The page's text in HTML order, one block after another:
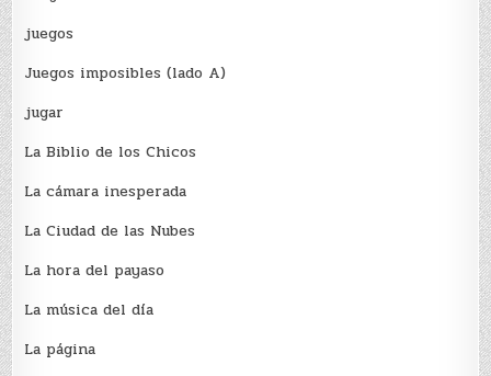
juegos
Juegos imposibles (lado A)
jugar
La Biblio de los Chicos
La cámara inesperada
La Ciudad de las Nubes
La hora del payaso
La música del día
La página